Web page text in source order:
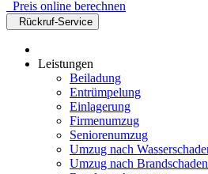
Preis online berechnen
Rückruf-Service
Leistungen
Beiladung
Entrümpelung
Einlagerung
Firmenumzug
Seniorenumzug
Umzug nach
Umzug nach Brandschaden